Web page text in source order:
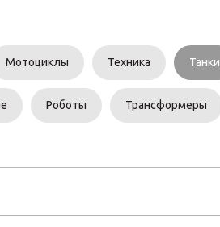
Мотоциклы Техника Танки
Роботы Трансформеры